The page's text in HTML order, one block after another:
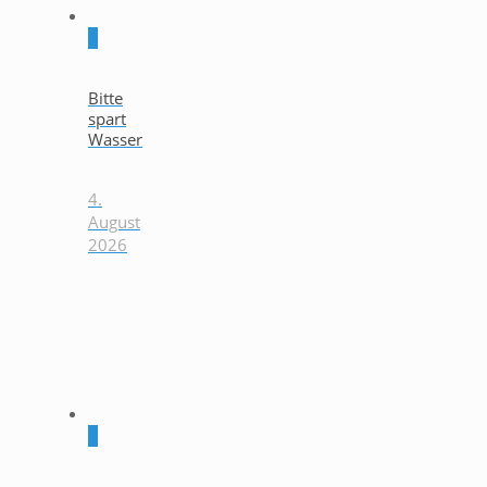
Bitte
spart
Wasser
4.
August
2026